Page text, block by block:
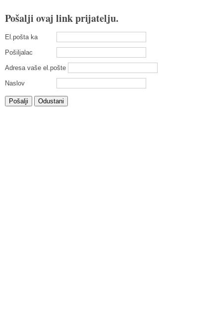
Pošalji ovaj link prijatelju.
El.pošta ka
Pošiljalac
Adresa vaše el.pošte
Naslov
Pošalji Odustani